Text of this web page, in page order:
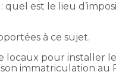
quel est le lieu
à ce sujet.
locaux pour installer
immatriculation au